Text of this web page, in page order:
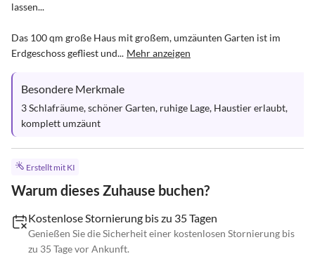
lassen...
Das 100 qm große Haus mit großem, umzäunten Garten ist im
Erdgeschoss gefliest und... Mehr anzeigen
Besondere Merkmale
3 Schlafräume, schöner Garten, ruhige Lage, Haustier erlaubt,
komplett umzäunt
Erstellt mit KI
Warum dieses Zuhause buchen?
Kostenlose Stornierung bis zu 35 Tagen
Genießen Sie die Sicherheit einer kostenlosen Stornierung bis
zu 35 Tage vor Ankunft.